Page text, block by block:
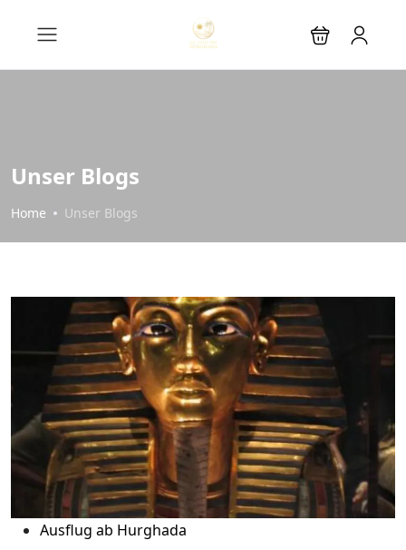
Unser Blogs
Home Unser Blogs
Ausflug ab Hurghada